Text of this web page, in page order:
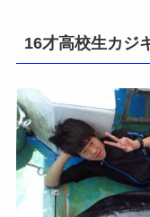
16才高校生カジ